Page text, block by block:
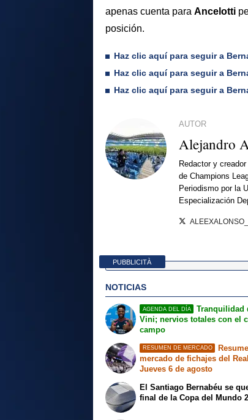
apenas cuenta para Ancelotti
posición.
Haz clic aquí para seguir a
Haz clic aquí para seguir a
Haz clic aquí para seguir a
AUTOR
Alejandro
Redactor y
de Champions
Periodismo por la
Especialización
ALEEXALONSO_
PUBBLICITÀ
NOTICIAS
AGENDA DEL DÍA
Tranquilidad
Vini; nervios totales con el
campo
RESUMEN DE MERCADO
mercado de fichajes del
Jueves 6 de agosto
El Santiago Bernabéu se
final de la Copa del Mundo